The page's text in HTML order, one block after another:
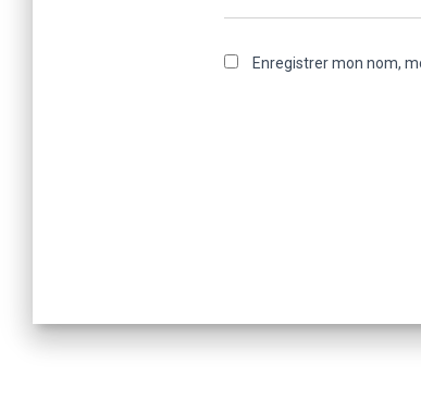
Enregistrer mon nom,